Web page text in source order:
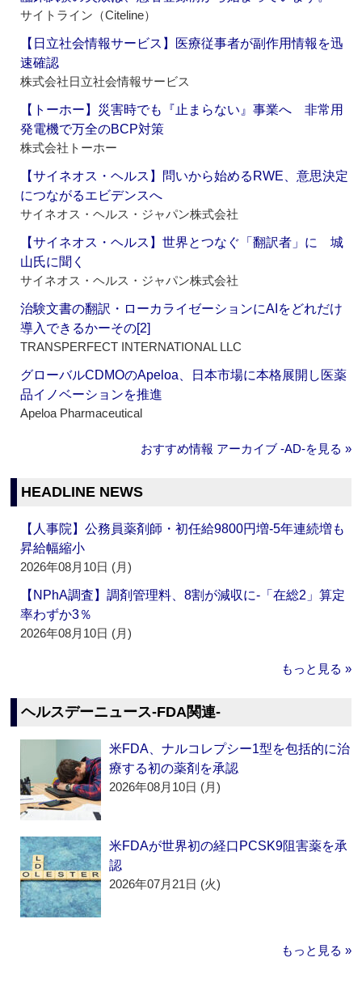
サイトライン（Citeline）
【日立社会情報サービス】医療従事者が副作用情報を迅
速確認
株式会社日立社会情報サービス
【トーホー】災害時でも『止まらない』事業へ 非常用
発電機で万全のBCP対策
株式会社トーホー
【サイネオス・ヘルス】問いから始めるRWE、意思決定
につながるエビデンスへ
サイネオス・ヘルス・ジャパン株式会社
【サイネオス・ヘルス】世界とつなぐ「翻訳者」に 城
山氏に聞く
サイネオス・ヘルス・ジャパン株式会社
治験文書の翻訳・ローカライゼーションにAIをどれだけ
導入できるかーその[2]
TRANSPERFECT INTERNATIONAL LLC
グローバルCDMOのApeloa、日本市場に本格展開し医薬
品イノベーションを推進
Apeloa Pharmaceutical
おすすめ情報 アーカイブ ‐AD‐を見る »
HEADLINE NEWS
【人事院】公務員薬剤師・初任給9800円増‐5年連続増も
昇給幅縮小
2026年08月10日 (月)
【NPhA調査】調剤管理料、8割が減収に‐「在総2」算定
率わずか3％
2026年08月10日 (月)
もっと見る »
ヘルスデーニュース‐FDA関連‐
米FDA、ナルコレプシー1型を包括的に治
療する初の薬剤を承認
2026年08月10日 (月)
米FDAが世界初の経口PCSK9阻害薬を承
認
2026年07月21日 (火)
もっと見る »